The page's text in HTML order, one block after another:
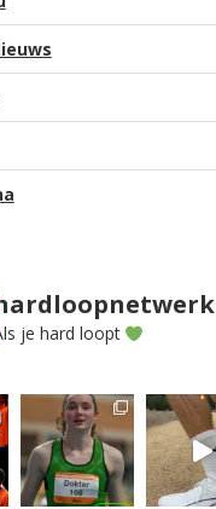
je hard loopt